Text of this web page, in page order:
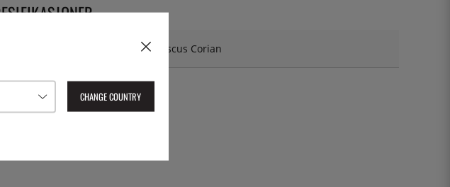
Classic Damascus Corian
artikkelnummer:
4964496956011CHANGE COUNTRY